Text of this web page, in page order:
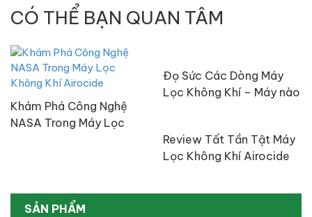
CÓ THỂ BẠN QUAN TÂM
Khám Phá Công Nghệ
NASA Trong Máy Lọc
Đọ Sức Các Dòng Máy
Lọc Không Khí – Máy nào
Review Tất Tần Tật Máy
Lọc Không Khí Airocide
SẢN PHẨM